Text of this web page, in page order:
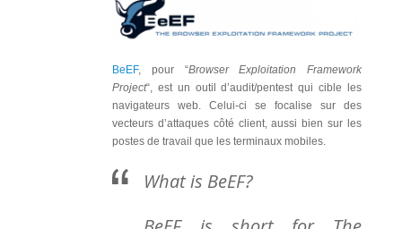
BeEF, pour “Browser Exploitation Framework
Project“, est un outil d’audit/pentest qui cible les
navigateurs web. Celui-ci se focalise sur des
vecteurs d’attaques côté client, aussi bien sur les
postes de travail que les terminaux mobiles.
What is BeEF?